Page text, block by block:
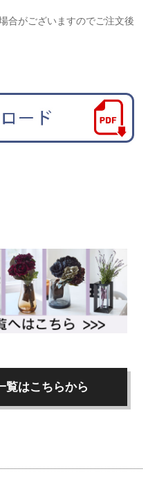
合がございますのでご注文後
覧はこちらから